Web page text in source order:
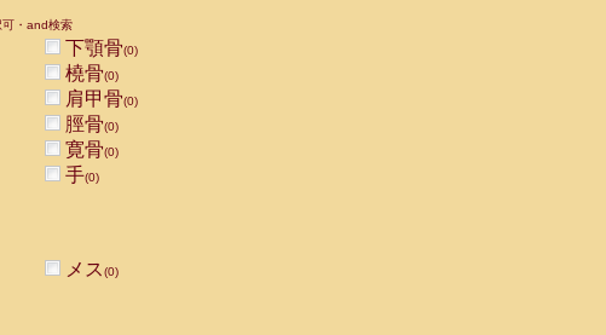
・and検索
下顎骨(0)
橈骨(0)
肩甲骨(0)
脛骨(0)
寛骨(0)
手(0)
メス(0)